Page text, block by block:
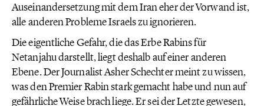
Auseinandersetzung mit dem Iran eher der Vorwand ist,
alle anderen Probleme Israels zu ignorieren.
Die eigentliche Gefahr, die das Erbe Rabins für
Netanjahu darstellt, liegt deshalb auf einer anderen
Ebene. Der Journalist Asher Schechter meint zu wissen,
was den Premier Rabin stark gemacht habe und nun auf
gefährliche Weise brach liege. Er sei der Letzte gewesen,